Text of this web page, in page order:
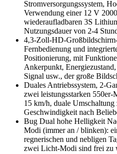
Stromversorgungssystem,
Verwendung einer 12 V
wiederaufladbaren 3S
Nutzungsdauer von 2-4
4,3-Zoll-HD-
Fernbedienung und
Positionierung, mit
Ankerpunkt,
Signal usw., der große
Duales Antriebssystem, 2-
zwei leistungsstarken
15 km/h, duale
Geschwindigkeit nach
Bug Dual hohe Helligkeit
Modi (immer an / blinken):
regnerischen und nebligen
zwei Licht-Modi sind frei zu